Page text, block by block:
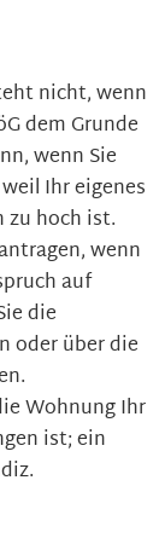
nicht, wenn
dem Grunde
wenn Sie
Ihr eigenes
zu hoch ist.
wenn
auf
die
oder über die
Wohnung Ihr
ist; ein